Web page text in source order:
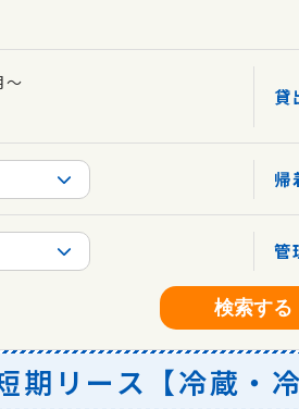
～
貸
帰
管
検索する
期リース【冷蔵